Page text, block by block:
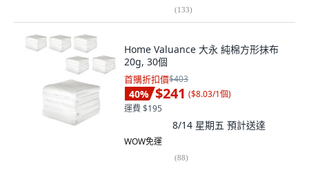
(133)
Home Valuance 大永 純棉方形抹布
20g, 30個
首購折扣價$403
40% $241 ($8.03/1個)
運費 $195
8/14 星期五 預計送達
WOW免運
(88)